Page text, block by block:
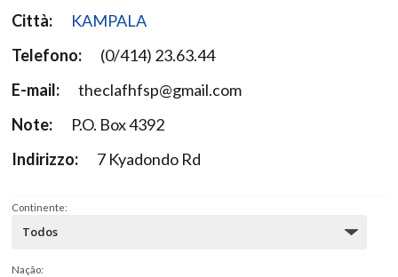
Città:
KAMPALA
Telefono:
(0/414) 23.63.44
E-mail:
theclafhfsp@gmail.com
Note:
P.O. Box 4392
Indirizzo:
7 Kyadondo Rd
Continente:
Nação: